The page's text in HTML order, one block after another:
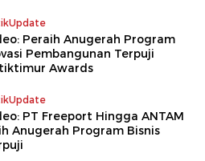
Peraih Anugerah Program
Pembangunan Terpuji
Awards
PT Freeport Hingga ANTAM
Anugerah Program Bisnis